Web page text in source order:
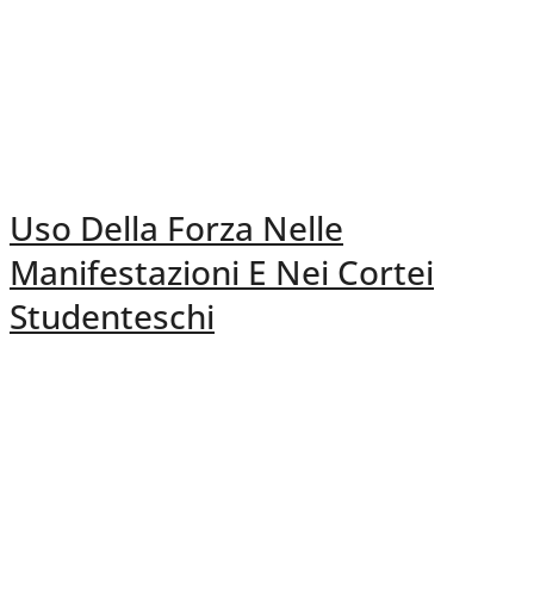
Uso Della Forza Nelle
Manifestazioni E Nei Cortei
Studenteschi